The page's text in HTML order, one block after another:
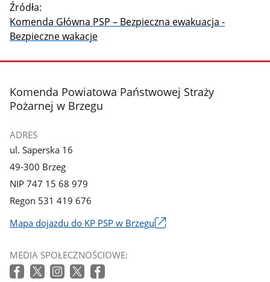
Źródła:
Komenda Główna PSP – Bezpieczna ewakuacja -
Bezpieczne wakacje
stopka
Komenda Powiatowa Państwowej Straży
Pożarnej w Brzegu
ADRES
ul. Saperska 16
49-300 Brzeg
NIP 747 15 68 979
Regon 531 419 676
Mapa dojazdu do KP PSP w Brzegu
się
w
MEDIA SPOŁECZNOŚCIOWE: